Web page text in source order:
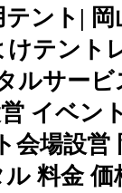
ント|
テント
サービ
イベン
会場設
ル 料金